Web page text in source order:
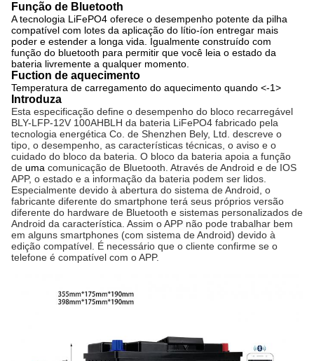
Função de Bluetooth
A tecnologia LiFePO4 oferece o desempenho potente da pilha
compatível com lotes da aplicação do lítio-íon entregar mais
poder e estender a longa vida. Igualmente construído com
função do bluetooth para permitir que você leia o estado da
bateria livremente a qualquer momento.
Fuction de aquecimento
Temperatura de carregamento do aquecimento quando <-1>
Introduza
Esta especificação define o desempenho do bloco recarregável
BLY-LFP-12V 100AHBLH da bateria LiFePO4 fabricado pela
tecnologia energética Co. de Shenzhen Bely, Ltd. descreve o
tipo, o desempenho, as características técnicas, o aviso e o
cuidado do bloco da bateria. O bloco da bateria apoia a função
de uma comunicação de Bluetooth. Através de Android e de IOS
APP, o estado e a informação da bateria podem ser lidos.
Especialmente devido à abertura do sistema de Android, o
fabricante diferente do smartphone terá seus próprios versão
diferente do hardware de Bluetooth e sistemas personalizados de
Android da característica. Assim o APP não pode trabalhar bem
em alguns smartphones (com sistema de Android) devido à
edição compatível. É necessário que o cliente confirme se o
telefone é compatível com o APP.